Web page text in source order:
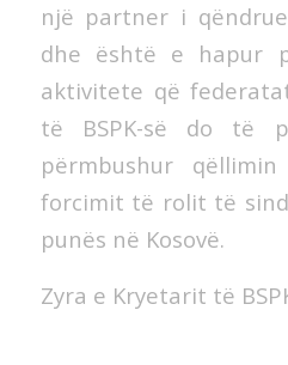
një partner i
dhe është e hapur
aktivitete që
të BSPK-së do të
përmbushur
forcimit të rolit të
punës në Kosovë.
Zyra e Kryetarit të